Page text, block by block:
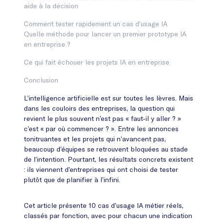
aide à la décision
Comment tester rapidement un cas d’usage IA
Quelle méthode pour lancer un premier prototype IA
en entreprise ?
Ce qui fait échouer les projets IA en entreprise
Conclusion
L’intelligence artificielle est sur toutes les lèvres. Mais
dans les couloirs des entreprises, la question qui
revient le plus souvent n’est pas « faut-il y aller ? »
c’est « par où commencer ? ». Entre les annonces
tonitruantes et les projets qui n’avancent pas,
beaucoup d’équipes se retrouvent bloquées au stade
de l’intention. Pourtant, les résultats concrets existent
: ils viennent d’entreprises qui ont choisi de tester
plutôt que de planifier à l’infini.
Cet article présente 10 cas d’usage IA métier réels,
classés par fonction, avec pour chacun une indication